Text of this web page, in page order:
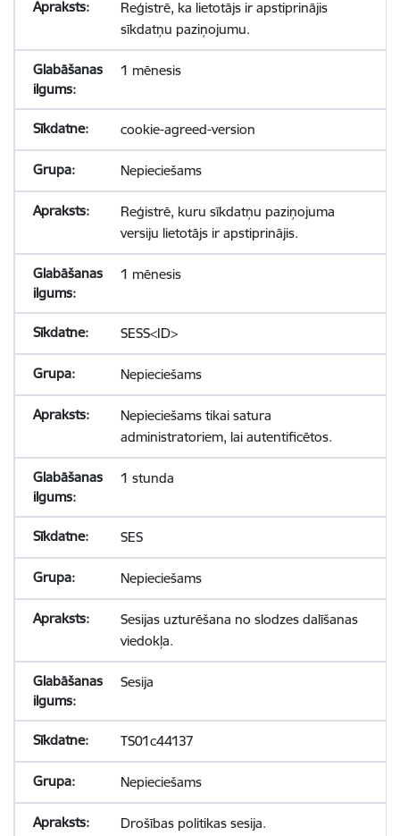
Reģistrē, ka lietotājs ir apstiprinājis
sīkdatņu paziņojumu.
1 mēnesis
cookie-agreed-version
Nepieciešams
Reģistrē, kuru sīkdatņu paziņojuma
versiju lietotājs ir apstiprinājis.
1 mēnesis
SESS<ID>
Nepieciešams
Nepieciešams tikai satura
administratoriem, lai autentificētos.
1 stunda
SES
Nepieciešams
Sesijas uzturēšana no slodzes dalīšanas
viedokļa.
Sesija
TS01c44137
Nepieciešams
Drošības politikas sesija.